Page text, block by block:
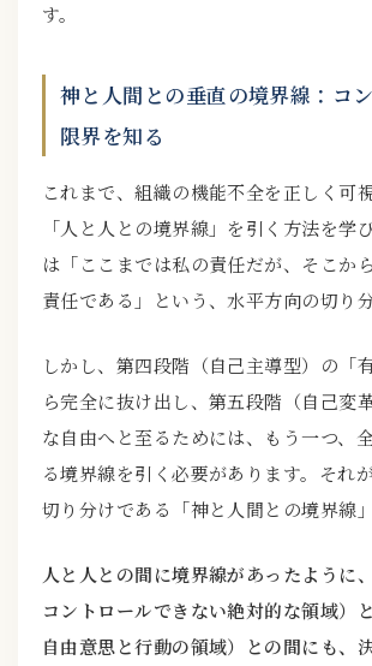
す。
神と人間との垂直の境界線：コ
限界を知る
これまで、組織の機能不全を正しく可
「人と人との境界線」を引く方法を学
は「ここまでは私の責任だが、そこか
責任である」という、水平方向の切り
しかし、第四段階（自己主導型）の「
ら完全に抜け出し、第五段階（自己変
な自由へと至るためには、もう一つ、
る境界線を引く必要があります。それ
切り分けである「神と人間との境界線」
人と人との間に境界線があったように
コントロールできない絶対的な領域）
自由意思と行動の領域）との間にも、